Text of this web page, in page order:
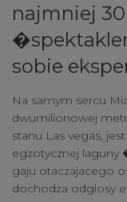
najmniej
sobie
Na samym sercu
dwumilionowej
stanu Las vegas,
egzotycznej
gaju otaczajacego
dochodza odglosy
connect
contact us